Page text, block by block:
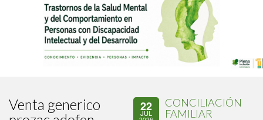
Venta generico
22
JUL
CONCILIACIÓN
FAMILIAR